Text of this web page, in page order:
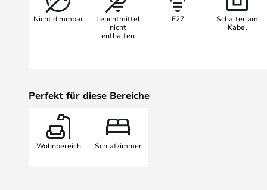
Ausgestattet mit einem Kabel und
Steckdose anschließen.
Nicht dimmbar
Leuchtmittel
nicht
enthalten
E27
Schalter am
Kabel
Perfekt für diese Bereiche
Wohnbereich Schlafzimmer